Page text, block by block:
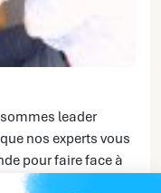
leader
nos experts vous
pour faire face à
pas ce qui nous